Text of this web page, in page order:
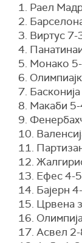
1. Раел
2.
3. Виртус 7-
4.
5. Монако
6.
7.
8. Макаби
9.
10.
11.
12.
13. Ефес 4-5
14. Бајерн
15. Црвена
16.
17. Асвел